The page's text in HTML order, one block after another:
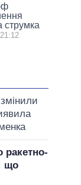
струмка
ракетно-
що